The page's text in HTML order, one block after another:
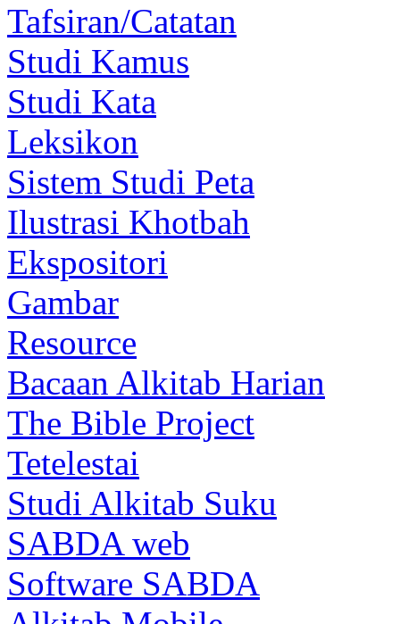
Tafsiran/Catatan
Studi Kamus
Studi Kata
Leksikon
Sistem Studi Peta
Ilustrasi Khotbah
Ekspositori
Gambar
Resource
Bacaan Alkitab Harian
The Bible Project
Tetelestai
Studi Alkitab Suku
SABDA web
Software SABDA